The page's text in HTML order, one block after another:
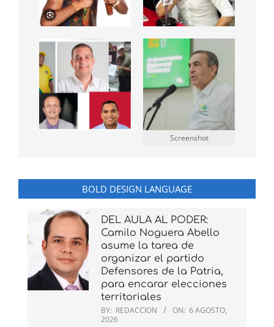
Screenshot
BOLD DESIGN LANGUAGE
DEL AULA AL PODER:
Camilo Noguera Abello
asume la tarea de
organizar el partido
Defensores de la Patria,
para encarar elecciones
territoriales
BY: REDACCION ON: 6 AGOSTO,
2026